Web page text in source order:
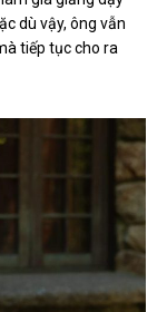
dù vậy, ông vẫn
tiếp tục cho ra